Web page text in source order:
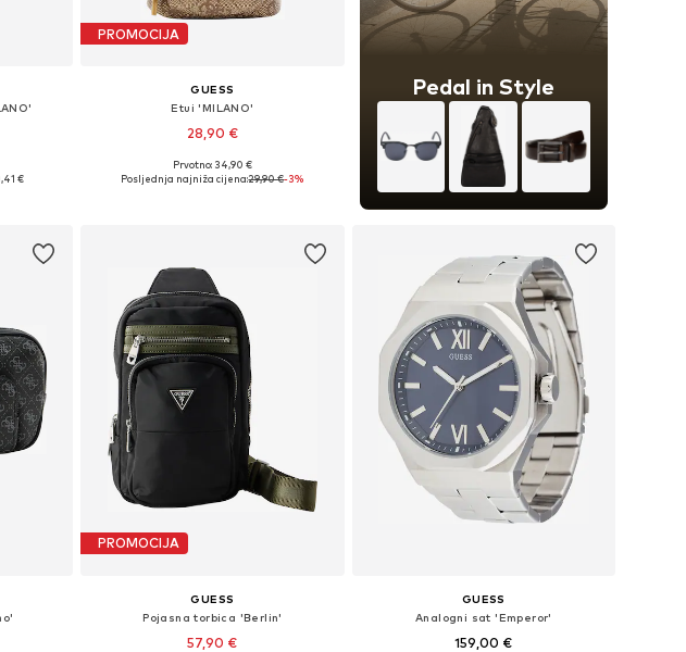
€
PROMOCIJA
GUESS
Etui 'MILANO'
28,90 €
Dostupne veličine: One Size
Prvotno: 34,90 €
Posljednja najniža cijena:29,90 €-3%
Pedal in Style
PROMOCIJA
GUESS
Pojasna torbica 'Berlin'
57,90 €
GUESS
Analogni sat 'Emperor'
159,00 €